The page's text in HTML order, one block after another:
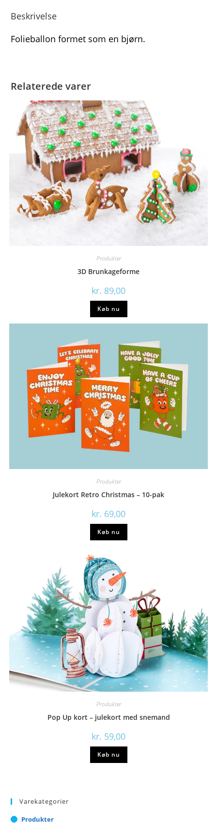
Beskrivelse
Folieballon formet som en bjørn.
Relaterede varer
Produkter
3D Brunkageforme
kr. 89,00
Køb nu
Produkter
Julekort Retro Christmas – 10-pak
kr. 69,00
Køb nu
Produkter
Pop Up kort – julekort med snemand
kr. 59,00
Køb nu
Varekategorier
Produkter